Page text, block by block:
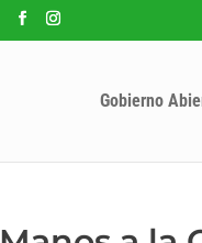
Gobierno